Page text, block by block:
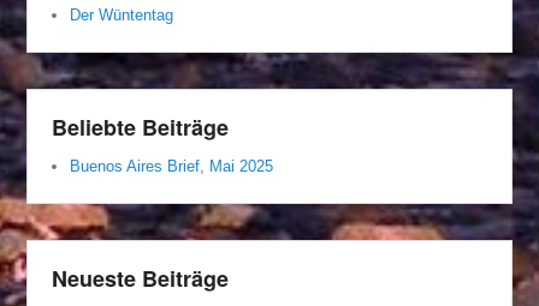
Der Wüntentag
Beliebte Beiträge
Buenos Aires Brief, Mai 2025
Neueste Beiträge